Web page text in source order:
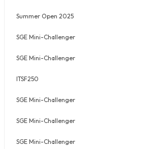
Summer Open 2025
SGE Mini-Challenger
SGE Mini-Challenger
ITSF250
SGE Mini-Challenger
SGE Mini-Challenger
SGE Mini-Challenger